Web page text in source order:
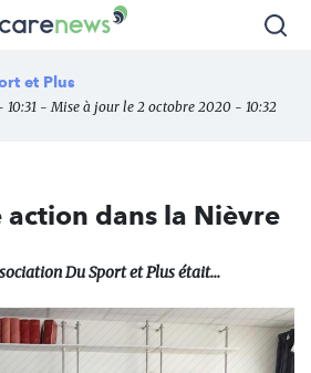
Carenews,
média
des
et Plus
- Mise à jour le 2 octobre 2020 - 10:32
action dans la Nièvre
Du Sport et Plus était...